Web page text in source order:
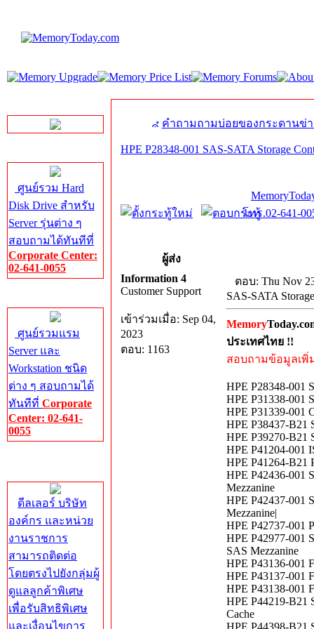
ศูนย์รวม Hard
Disk Drive สำหรับ
Server รุ่นต่าง ๆ
สอบถามได้ทันทีที่
Corporate Center:
02-641-0055
ศูนย์รวมแรม
Server และ
Workstation ชนิด
ต่าง ๆ สอบถามได้
ทันทีที่ Corporate
Center: 02-641-
0055
ดีลเลอร์ บริษัท
องค์กร และหน่วย
งานราชการ
สามารถติดต่อ
โดยตรงไปยังกลุ่มผู้
ดูแลลูกค้าพิเศษ
เพื่อรับสิทธิพิเศษ
และเงื่อนไขการ
คำถามถามบ่อยของกระดานข่
HPE P28348-001 SAS-SATA Storage
โทร.02-641-
ผู้ส่ง
Information 4
Customer Support
เข้าร่วมเมื่อ: Sep 04,
2023
ตอบ: 1163
ตอบ: Thu Nov
SAS-SATA
Memory
ประเทศไทย !!
สอบถามข้อมูลเพิ่
HPE P28348-001
HPE P31338-001
HPE P31339-001
HPE P38437-B21
HPE P39270-B21
HPE P41204-001
HPE P41264-B21
HPE P42436-001
Mezzanine
HPE P42437-001
Mezzanine|
HPE P42737-001
HPE P42977-001
SAS Mezzanine
HPE P43136-001
HPE P43137-001
HPE P43138-001
HPE P44219-B21
Cache
HPE P44398-B21